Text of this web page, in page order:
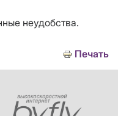
неудобства.
Печать